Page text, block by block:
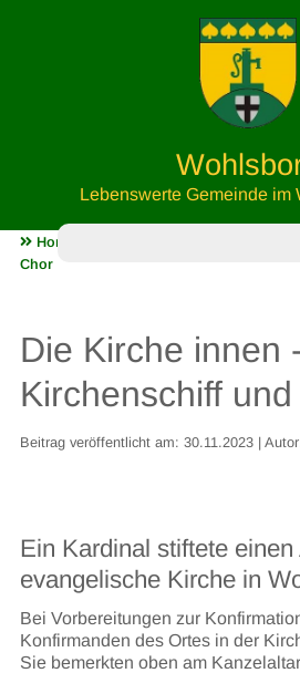
Lebenswerte Gemeinde im
Home
Die Kirche
Chor
Die Kirche innen
Kirchenschiff
Beitrag veröffentlicht am: 30.11.2023 |
Ein Kardinal stiftete
evangelische Kirche in
Bei Vorbereitungen zur
Konfirmanden des Ortes in der
Sie bemerkten oben am